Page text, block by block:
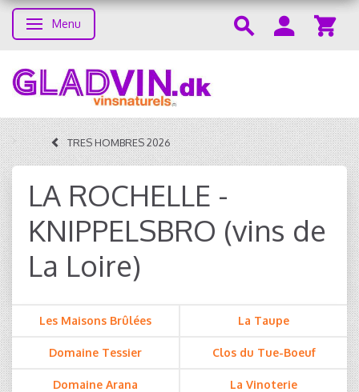
Skifte navigation
Menu
TRES HOMBRES 2026
LA ROCHELLE -
KNIPPELSBRO (vins de
La Loire)
Les Maisons Brûlées La Taupe
Domaine Tessier Clos du Tue-Boeuf
Domaine Arana La Vinoterie